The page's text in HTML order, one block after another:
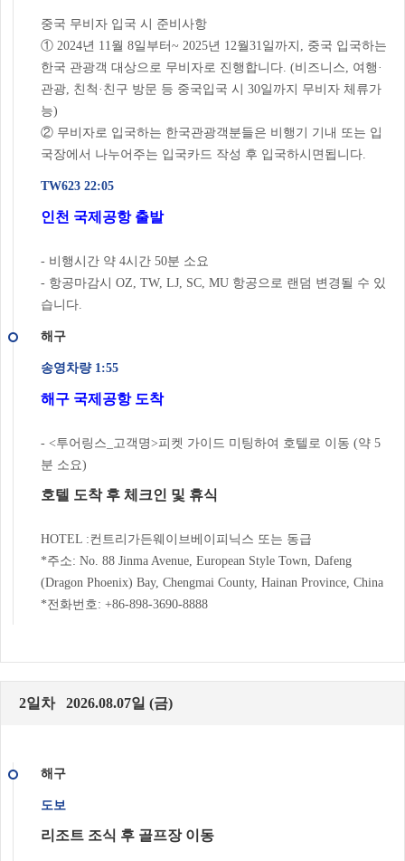
중국 무비자 입국 시 준비사항
① 2024년 11월 8일부터~ 2025년 12월31일까지, 중국 입국하는
한국 관광객 대상으로 무비자로 진행합니다. (비즈니스, 여행·
관광, 친척·친구 방문 등 중국입국 시 30일까지 무비자 체류가
능)
② 무비자로 입국하는 한국관광객분들은 비행기 기내 또는 입
국장에서 나누어주는 입국카드 작성 후 입국하시면됩니다.
TW623 22:05
인천 국제공항 출발
- 비행시간 약 4시간 50분 소요
- 항공마감시 OZ, TW, LJ, SC, MU 항공으로 랜덤 변경될 수 있
습니다.
해구
송영차량 1:55
해구 국제공항 도착
- <투어링스_고객명>피켓 가이드 미팅하여 호텔로 이동 (약 5
분 소요)
호텔 도착 후 체크인 및 휴식
HOTEL :컨트리가든웨이브베이피닉스 또는 동급
*주소: No. 88 Jinma Avenue, European Style Town, Dafeng
(Dragon Phoenix) Bay, Chengmai County, Hainan Province, China
*전화번호: +86-898-3690-8888
2일차 2026.08.07일 (금)
해구
도보
리조트 조식 후 골프장 이동